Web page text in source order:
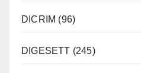
DICRIM (96)
DIGESETT (245)